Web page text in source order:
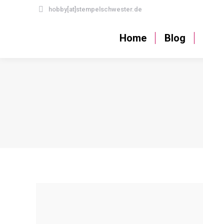
hobby[at]stempelschwester.de
Home Blog